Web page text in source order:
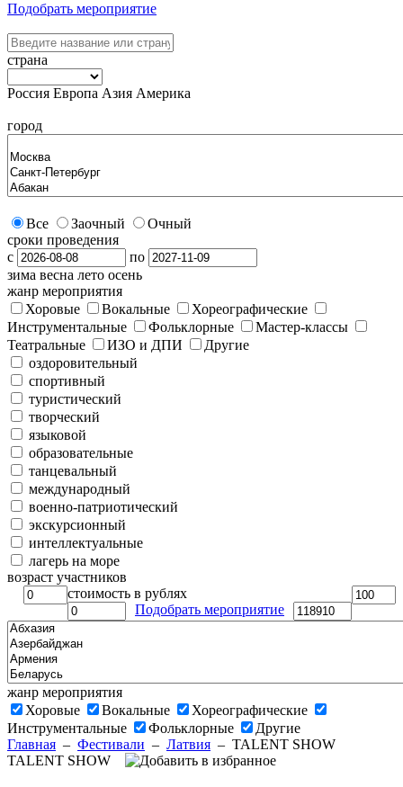
Подобрать мероприятие
страна
Россия Европа Азия Америка
город
Все Заочный
Очный
сроки проведения
с
по
зима весна лето осень
жанр мероприятия
Хоровые
Вокальные
Хореографические
Инструментальные
Фольклорные
Мастер-классы
Театральные
ИЗО и ДПИ
Другие
оздоровительный
спортивный
туристический
творческий
языковой
образовательные
танцевальный
международный
военно-патриотический
экскурсионный
интеллектуальные
лагерь на море
возраст участников
стоимость в рублях
Подобрать мероприятие
жанр мероприятия
Хоровые
Вокальные
Хореографические
Инструментальные
Фольклорные
Другие
Главная – Фестивали – Латвия – TALENT SHOW
TALENT SHOW